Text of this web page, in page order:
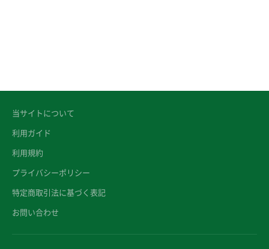
当サイトについて
利用ガイド
利用規約
プライバシーポリシー
特定商取引法に基づく表記
お問い合わせ